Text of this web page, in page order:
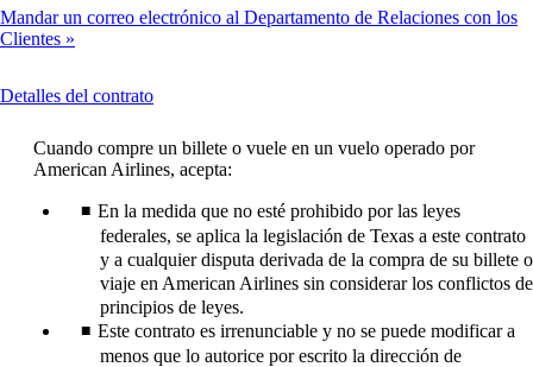
Mandar un correo electrónico al Departamento de Relaciones con los
Clientes
Detalles del contratoThis
be
expanded
Cuando compre un billete o vuele en un vuelo operado por
American Airlines, acepta:
En la medida que no esté prohibido por las leyes
federales, se aplica la legislación de Texas a este contrato
y a cualquier disputa derivada de la compra de su billete o
viaje en American Airlines sin considerar los conflictos de
principios de leyes.
Este contrato es irrenunciable y no se puede modificar a
menos que lo autorice por escrito la dirección de